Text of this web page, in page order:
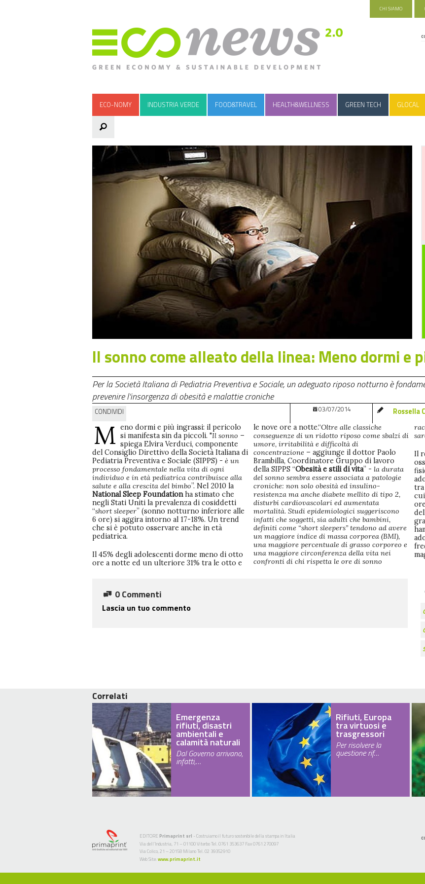
CHI SIAMO
ECO-NOMY INDUSTRIA VERDE FOOD&TRAVEL HEALTH&WELLNESS GREEN TECH GLOCAL
Il sonno come alleato della linea: Meno dormi e
Per la Società Italiana di Pediatria Preventiva e Sociale, un adeguato riposo notturno è
prevenire l’insorgenza di obesità e malattie croniche
CONDIVIDI 03/07/2014 Rossella
M eno dormi e più ingrassi: il pericolo
si manifesta sin da piccoli. "Il sonno –
spiega Elvira Verduci, componente
del Consiglio Direttivo della Società Italiana di
Pediatria Preventiva e Sociale (SIPPS) - è un
processo fondamentale nella vita di ogni
individuo e in età pediatrica contribuisce alla
salute e alla crescita del bimbo”. Nel 2010 la
National Sleep Foundationha stimato che
negli Stati Uniti la prevalenza di cosiddetti
“short sleeper” (sonno notturno inferiore alle
6 ore) si aggira intorno al 17-18%. Un trend
che si è potuto osservare anche in età
pediatrica.
Il 45% degli adolescenti dorme meno di otto
ore a notte ed un ulteriore 31% tra le otto e
le nove ore a notte.“Oltre alle classiche
conseguenze di un ridotto riposo come sbalzi di
umore, irritabilità e difficoltà di
concentrazione – aggiunge il dottor Paolo
Brambilla, Coordinatore Gruppo di lavoro
della SIPPS “Obesità e stili di vita” - la durata
del sonno sembra essere associata a patologie
croniche: non solo obesità ed insulino-
resistenza ma anche diabete mellito di tipo 2,
disturbi cardiovascolari ed aumentata
mortalità. Studi epidemiologici suggeriscono
infatti che soggetti, sia adulti che bambini,
definiti come “short sleepers” tendono ad avere
un maggiore indice di massa corporea (BMI),
una maggiore percentuale di grasso corporeo e
una maggiore circonferenza della vita nei
confronti di chi rispetta le ore di sonno
Il
tra
0 Commenti
Lascia un tuo commento
Correlati
Emergenza
rifiuti, disastri
ambientali e
calamità naturali
Dal Governo arrivano,
infatti,…
Rifiuti, Europa
tra virtuosi e
trasgressori
Per risolvere la
questione rif…
EDITORE Primaprint srl - Costruiamo il futuro sostenibile della stampa in Italia
Via dell’Industria, 71 – 01100 Viterbo Tel. 0761 353637 Fax 0761 270097
Via Colico, 21 – 20158 Milano Tel. 02 39352910
Web Site: www.primaprint.it